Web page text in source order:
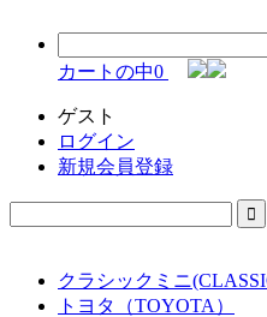
カートの中0
ゲスト
ログイン
新規会員登録
クラシックミニ
トヨタ（TOYOTA）